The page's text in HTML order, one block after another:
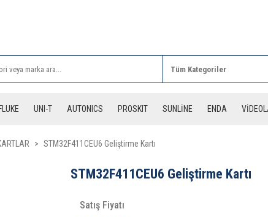
FLUKE UNI-T AUTONICS PROSKIT SUNLİNE ENDA
STM32F411CEU6 Geliştirme Kartı
STM32F411CEU6 Geliştirme Kartı
Satış Fiyatı